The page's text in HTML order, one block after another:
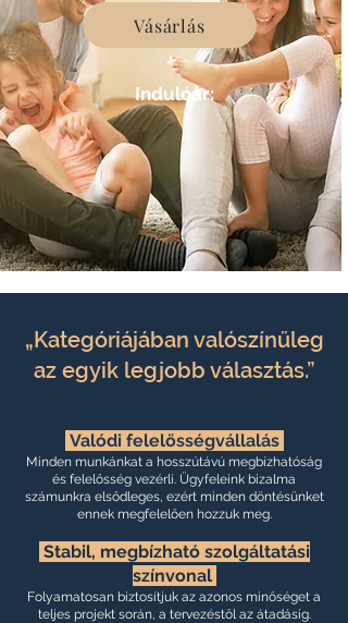
Vásárlás
Indulóár:
„Kategóriájában valószínűleg
az egyik legjobb választás.”
Valódi felelősségvállalás
Minden munkánkat a hosszútávú megbízhatóság
és felelősség vezérli. Ügyfeleink bizalma
számunkra elsődleges, ezért minden döntésünket
ennek megfelelően hozzuk meg.
Stabil, megbízható szolgáltatási
színvonal
Folyamatosan biztosítjuk az azonos minőséget a
teljes projekt során, a tervezéstől az átadásig.